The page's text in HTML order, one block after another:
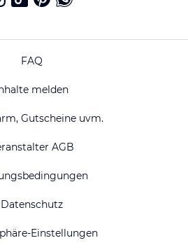
FAQ
melden
Gutscheine uvm.
AGB
Datenschutz
Einstellungen